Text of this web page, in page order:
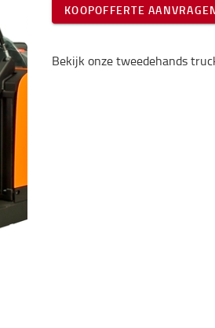
KOOPOFFERTE
Bekijk onze tweedehands